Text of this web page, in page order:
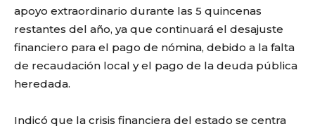
apoyo extraordinario durante las 5 quincenas
restantes del año, ya que continuará el desajuste
financiero para el pago de nómina, debido a la falta
de recaudación local y el pago de la deuda pública
heredada.
Indicó que la crisis financiera del estado se centra